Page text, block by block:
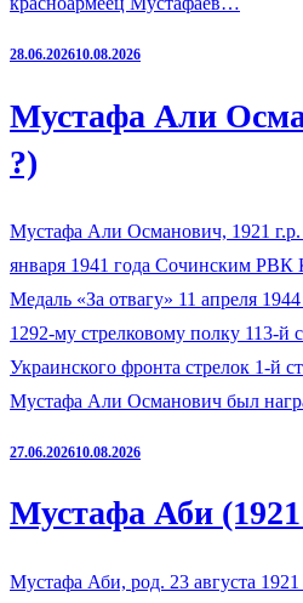
28.06.202610.08.2026
Мустафа Али
?)
Мустафа Али Османович, 1921
января 1941 года Сочинским РВК
Медаль «За отвагу» 11 апреля
1292-му стрелковому полку 113-й
Украинского фронта стрелок 1-й
Мустафа Али Османович был
27.06.202610.08.2026
Мустафа Аби
Мустафа Аби, род. 23 августа